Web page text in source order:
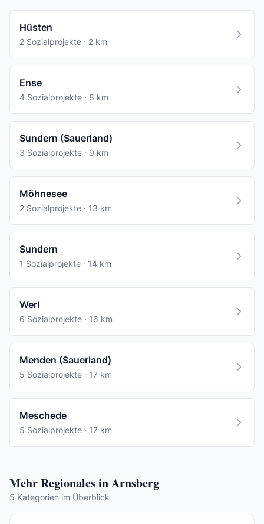
Hüsten
2 Sozialprojekte · 2 km
Ense
4 Sozialprojekte · 8 km
Sundern (Sauerland)
3 Sozialprojekte · 9 km
Möhnesee
2 Sozialprojekte · 13 km
Sundern
1 Sozialprojekte · 14 km
Werl
6 Sozialprojekte · 16 km
Menden (Sauerland)
5 Sozialprojekte · 17 km
Meschede
5 Sozialprojekte · 17 km
Mehr Regionales in Arnsberg
5 Kategorien im Überblick